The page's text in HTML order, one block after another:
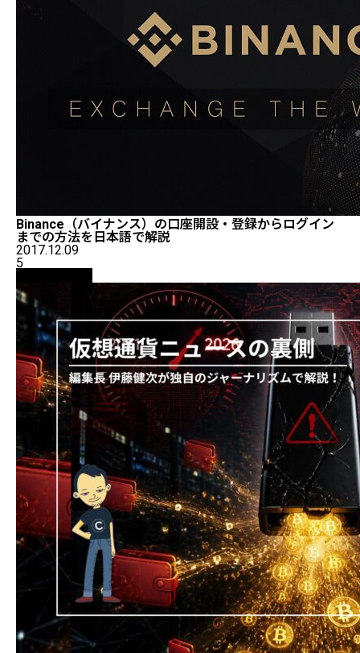
Binance（バイナンス）の口座開設・登録からログイン
までの方法を日本語で解説
2017.12.09
5